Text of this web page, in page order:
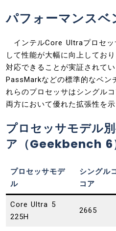
パフォーマンスベ
インテルCore Ultraプロセッ
して性能が大幅に向上してお
対応できることが実証されて
PassMarkなどの標準的なベン
れらのプロセッサはシングル
両方において優れた拡張性を示
プロセッサモデル
ア（Geekbench 6
プロセッサモデ
ル
シングル
コア
Core Ultra 5
225H
2665